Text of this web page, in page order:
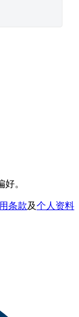
。
条款及个人资料